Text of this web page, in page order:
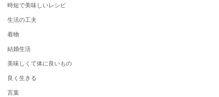
時短で美味しいレシピ
生活の工夫
着物
結婚生活
美味しくて体に良いもの
良く生きる
言葉